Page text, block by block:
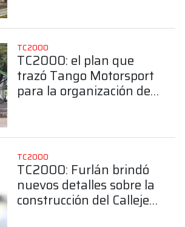
TC2000
TC2000: el plan que
trazó Tango Motorsport
para la organización del
TC2000
TC2000: Furlán brindó
nuevos detalles sobre la
construcción del Callejero